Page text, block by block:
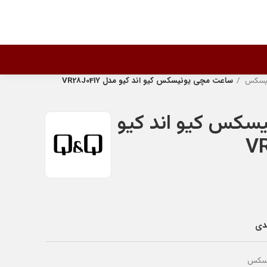
ساعت مچی یونیسکس کیو اند کیو مدل VR28J041Y
کیو اند کیو